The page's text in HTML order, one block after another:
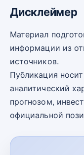
Дисклеймер
Материал
информации из
источников.
Публикация
аналитический
прогнозом,
официальной